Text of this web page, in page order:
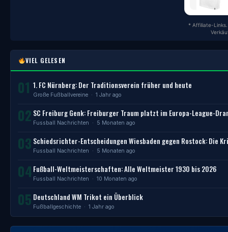
* Affiliate-
VIEL GELESEN
01 1. FC Nürnberg: Der Traditionsverein früher und heute
Große Fußballvereine · 1 Jahr ago
02 SC Freiburg Genk: Freiburger Traum platzt im Europa-League-
Fussball Nachrichten · 5 Monaten ago
03 Schiedsrichter-Entscheidungen Wiesbaden gegen Rostock: Die
Fussball Nachrichten · 5 Monaten ago
04 Fußball-Weltmeisterschaften: Alle Weltmeister 1930 bis 2026
Fussball Nachrichten · 10 Monaten ago
05 Deutschland WM Trikot ein Überblick
Fußballgeschichte · 1 Jahr ago